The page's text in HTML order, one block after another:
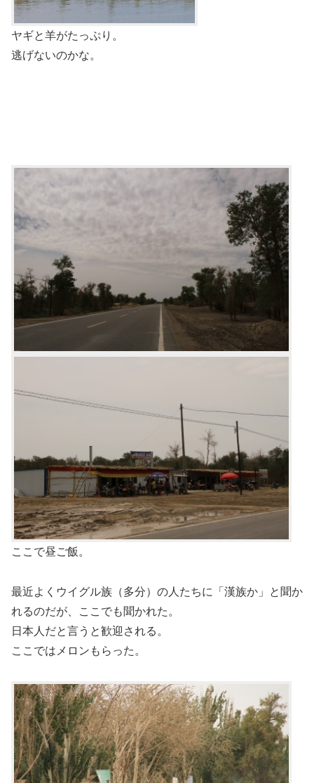
ヤギと羊がたっぷり。
逃げないのかな。
ここで昼ご飯。
最近よくウイグル族（多分）の人たちに「漢族か」と聞か
れるのだが、ここでも聞かれた。
日本人だと言うと歓迎される。
ここではメロンもらった。